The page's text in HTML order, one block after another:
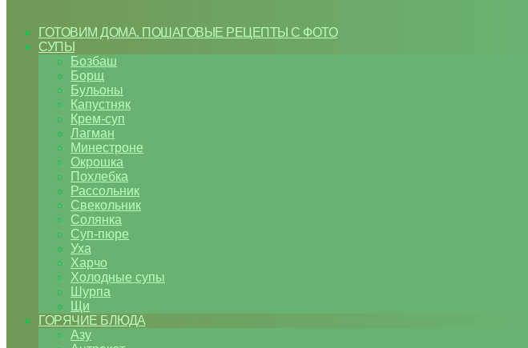
ГОТОВИМ ДОМА. ПОШАГОВЫЕ РЕЦЕПТЫ С ФОТО
СУПЫ
Бозбаш
Борщ
Бульоны
Капустняк
Крем-суп
Лагман
Минестроне
Окрошка
Похлебка
Рассольник
Свекольник
Солянка
Суп-пюре
Уха
Харчо
Холодные супы
Шурпа
Щи
ГОРЯЧИЕ БЛЮДА
Азу